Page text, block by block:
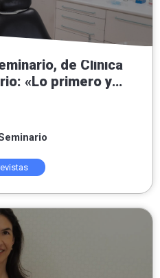
de Clínica
«Lo primero y
al paciente»